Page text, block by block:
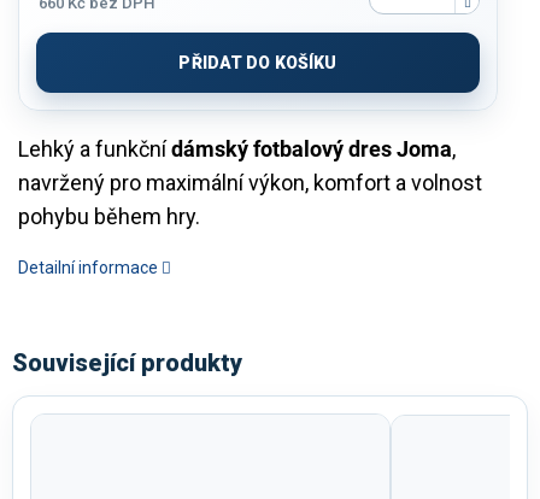
Lehký a funkčnídámský fotbalový dres Joma,
navržený pro maximální výkon, komfort a volnost
pohybu během hry.
Detailní informace
cena:
PŘIDAT DO KOŠÍKU
Související produkty